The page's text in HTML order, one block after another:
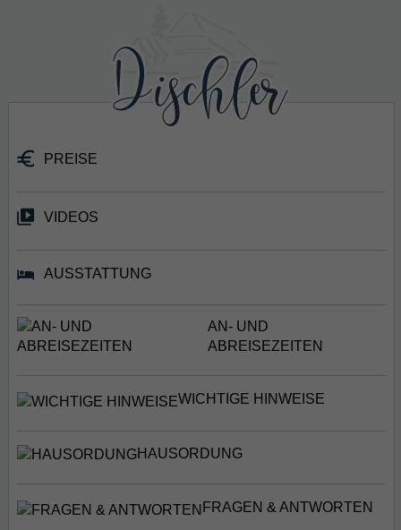
PREISE
VIDEOS
AUSSTATTUNG
AN- UND
ABREISEZEITEN
WICHTIGE HINWEISE
HAUSORDUNG
FRAGEN & ANTWORTEN